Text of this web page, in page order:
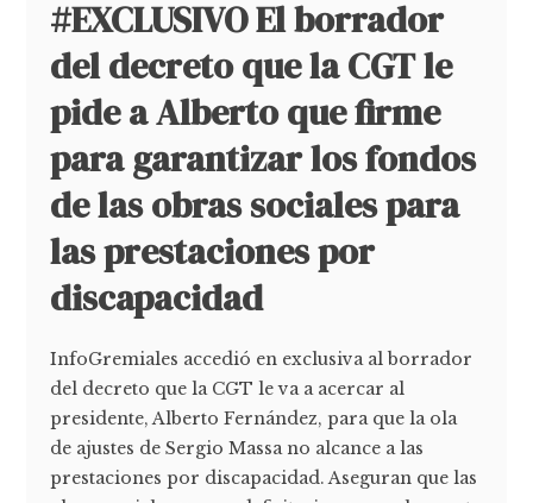
#EXCLUSIVO El borrador
del decreto que la CGT le
pide a Alberto que firme
para garantizar los fondos
de las obras sociales para
las prestaciones por
discapacidad
InfoGremiales accedió en exclusiva al borrador
del decreto que la CGT le va a acercar al
presidente, Alberto Fernández, para que la ola
de ajustes de Sergio Massa no alcance a las
prestaciones por discapacidad. Aseguran que las